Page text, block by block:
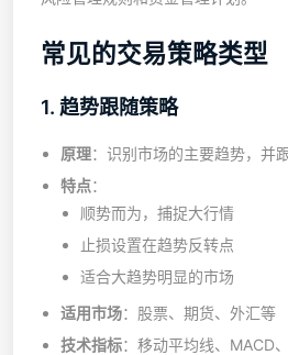
常见的交易策略类型
1. 趋势跟随策略
原理：识别市场的主要趋势，并
特点：
顺势而为，捕捉大行情
止损设置在趋势反转点
适合大趋势明显的市场
适用市场：股票、期货、外汇等
技术指标：移动平均线、MACD